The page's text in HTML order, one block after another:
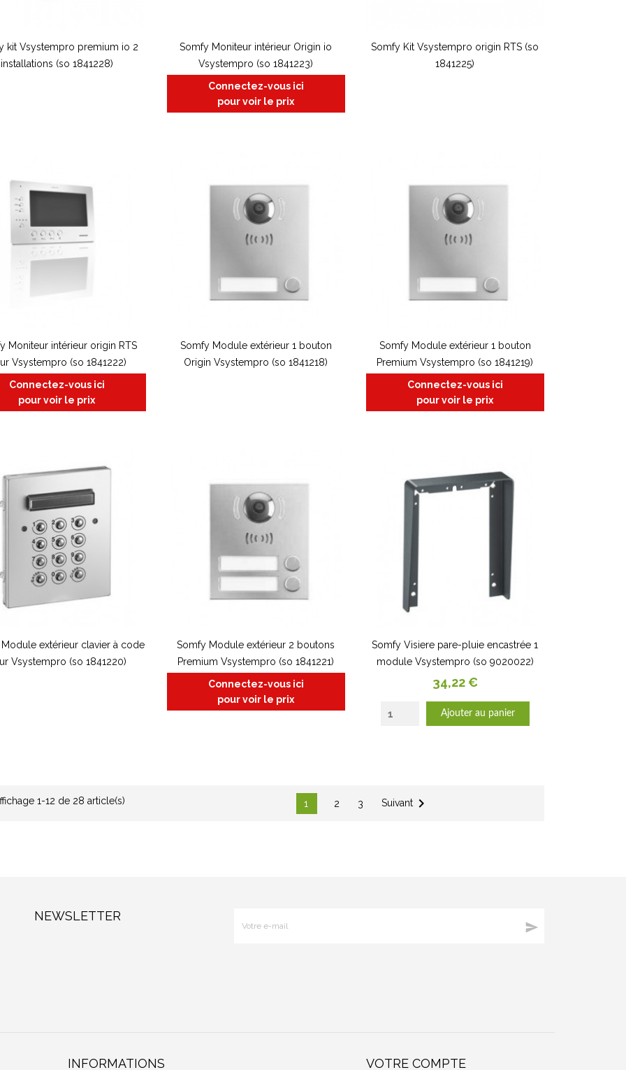
kit Vsystempro premium io 2
installations (so 1841228)
Somfy Moniteur intérieur Origin io
Vsystempro (so 1841223)
Connectez-vous ici
pour voir le prix
Somfy Kit Vsystempro origin RTS (so
1841225)
Moniteur intérieur origin RTS
Vsystempro (so 1841222)
Connectez-vous ici
pour voir le prix
Somfy Module extérieur 1 bouton
Origin Vsystempro (so 1841218)
Somfy Module extérieur 1 bouton
Premium Vsystempro (so 1841219)
Connectez-vous ici
pour voir le prix
extérieur clavier à code
Vsystempro (so 1841220)
Somfy Module extérieur 2 boutons
Premium Vsystempro (so 1841221)
Connectez-vous ici
pour voir le prix
Somfy Visiere pare-pluie encastrée 1
module Vsystempro (so 9020022)
Prix
34,22 €
Ajouter au panier
1-12 de 28 article(s) 1 2 3 Suivant
NEWSLETTER

INFORMATIONS VOTRE COMPTE